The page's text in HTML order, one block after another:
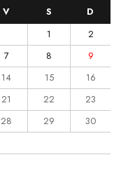
V S
D
1
2
7 8
9
14 15
16
21 22
23
28 29
30